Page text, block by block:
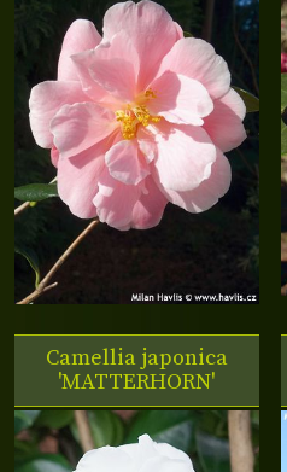
Camellia japonica
'MATTERHORN'